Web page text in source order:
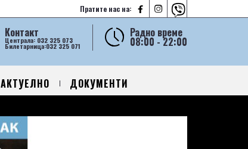
Пратите нас на:   
Радно време
08:00 - 22:00
Контакт
Централа: 032 325 073
Билетарница:032 325 071
АКТУЕЛНО ДОКУМЕНТИ